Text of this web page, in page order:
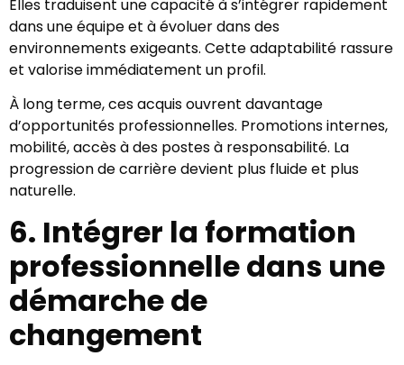
Elles traduisent une capacité à s’intégrer rapidement
dans une équipe et à évoluer dans des
environnements exigeants. Cette adaptabilité rassure
et valorise immédiatement un profil.
À long terme, ces acquis ouvrent davantage
d’opportunités professionnelles. Promotions internes,
mobilité, accès à des postes à responsabilité. La
progression de carrière devient plus fluide et plus
naturelle.
6. Intégrer la formation
professionnelle dans une
démarche de
changement